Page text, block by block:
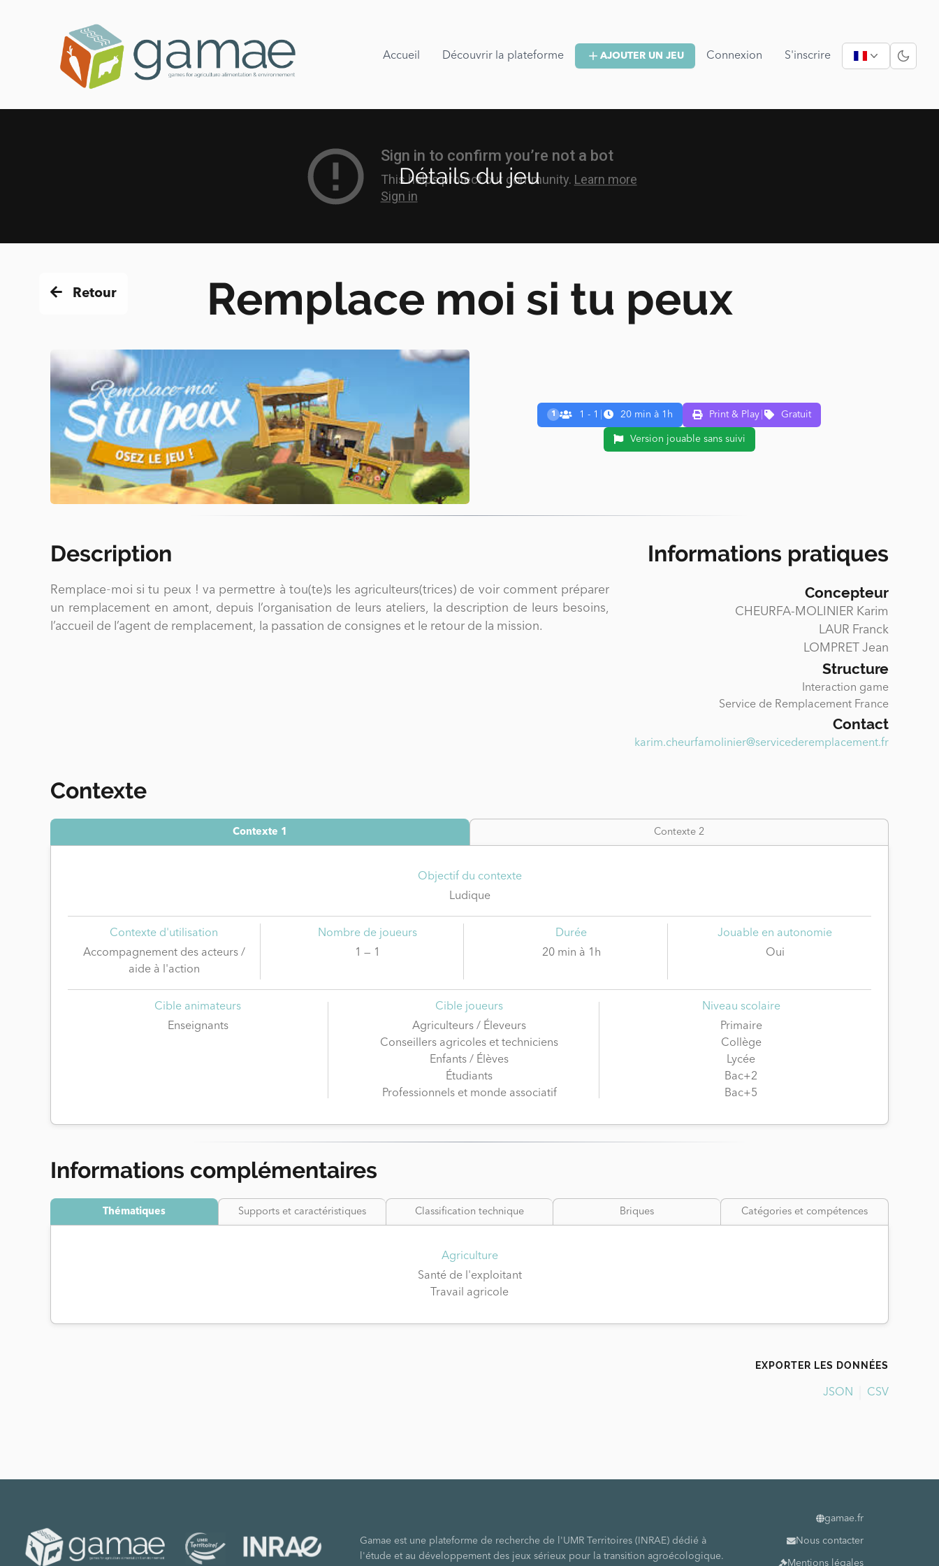
Accueil Découvrir la plateforme AJOUTER UN JEU Connexion S'inscrire
Détails du jeu
Retour Remplace moi si tu peux
1 1 - 1 20 min à 1h Print & Play Gratuit
Version jouable sans suivi
Description
Remplace‐moi si tu peux ! va permettre à tou(te)s les agriculteurs(trices) de voir comment préparer
un remplacement en amont, depuis l’organisation de leurs ateliers, la description de leurs besoins,
l’accueil de l’agent de remplacement, la passation de consignes et le retour de la mission.
Informations pratiques
Concepteur
CHEURFA-MOLINIER Karim
LAUR Franck
LOMPRET Jean
Structure
Interaction game
Service de Remplacement France
Contact
karim.cheurfamolinier@servicederemplacement.fr
Contexte
Contexte 1 Contexte 2
Objectif du contexte
Ludique
Contexte d'utilisation
Accompagnement des acteurs /
aide à l'action
Nombre de joueurs
1 — 1
Durée
20 min à 1h
Jouable en autonomie
Oui
Cible animateurs
Enseignants
Cible joueurs
Agriculteurs / Éleveurs
Conseillers agricoles et techniciens
Enfants / Élèves
Étudiants
Professionnels et monde associatif
Niveau scolaire
Primaire
Collège
Lycée
Bac+2
Bac+5
Informations complémentaires
Thématiques Supports et caractéristiques Classification technique Briques Catégories et compétences
Agriculture
Santé de l'exploitant
Travail agricole
EXPORTER LES DONNÉES
JSON CSV
Gamae est une plateforme de recherche de l'UMR Territoires (INRAE) dédié à
l'étude et au développement des jeux sérieux pour la transition agroécologique.
gamae.fr
Nous contacter
Mentions légales